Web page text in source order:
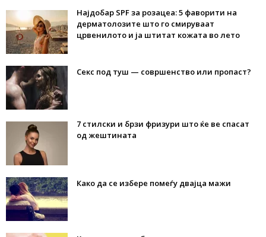
Најдобар SPF за розацеа: 5 фаворити на
дерматолозите што го смируваат
црвенилото и ја штитат кожата во лето
Секс под туш — совршенство или пропаст?
7 стилски и брзи фризури што ќе ве спасат
од жештината
Како да се избере помеѓу двајца мажи